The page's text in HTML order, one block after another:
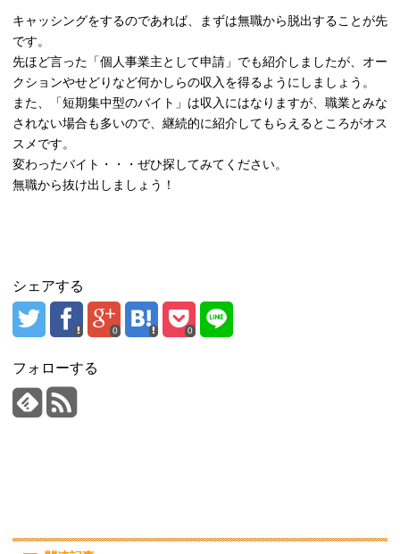
キャッシングをするのであれば、まずは無職から脱出することが先
です。
先ほど言った「個人事業主として申請」でも紹介しましたが、オー
クションやせどりなど何かしらの収入を得るようにしましょう。
また、「短期集中型のバイト」は収入にはなりますが、職業とみな
されない場合も多いので、継続的に紹介してもらえるところがオス
スメです。
変わったバイト・・・ぜひ探してみてください。
無職から抜け出しましょう！
シェアする
0 0
フォローする